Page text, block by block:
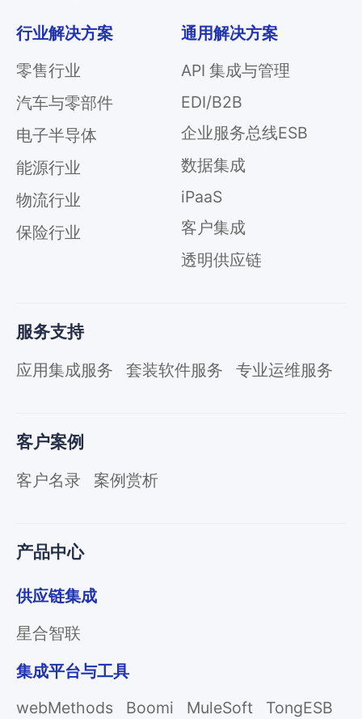
行业解决方案
零售行业
汽车与零部件
电子半导体
能源行业
物流行业
保险行业
通用解决方案
API 集成与管理
EDI/B2B
企业服务总线ESB
数据集成
iPaaS
客户集成
透明供应链
服务支持
应用集成服务 套装软件服务 专业运维服务
客户案例
客户名录 案例赏析
产品中心
供应链集成
星合智联
集成平台与工具
webMethods
Boomi MuleSoft
TongESB